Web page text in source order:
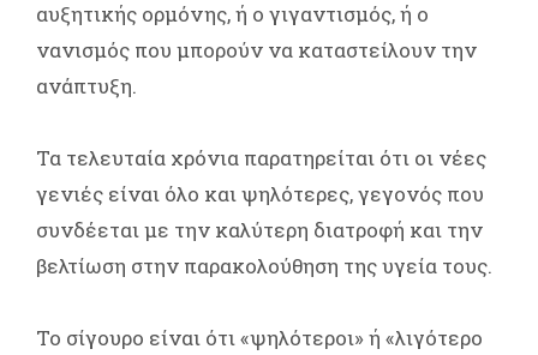
αυξητικής ορμόνης, ή ο γιγαντισμός, ή ο
νανισμός που μπορούν να καταστείλουν την
ανάπτυξη.
Τα τελευταία χρόνια παρατηρείται ότι οι νέες
γενιές είναι όλο και ψηλότερες, γεγονός που
συνδέεται με την καλύτερη διατροφή και την
βελτίωση στην παρακολούθηση της υγεία τους.
Το σίγουρο είναι ότι «ψηλότεροι» ή «λιγότερο